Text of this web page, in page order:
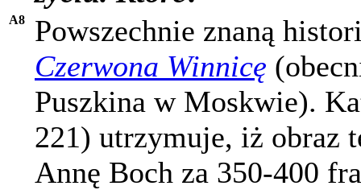
A8
Powszechnie znaną
Czerwona Winnicę
Puszkina w Moskwie).
221) utrzymuje, iż obraz
Annę Boch za 350-400